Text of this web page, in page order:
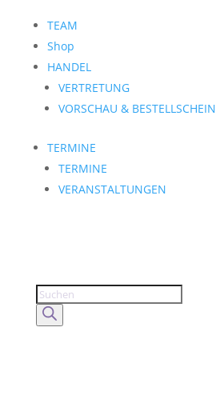
TEAM
Shop
HANDEL
VERTRETUNG
VORSCHAU & BESTELLSCHEIN
TERMINE
TERMINE
VERANSTALTUNGEN
Products
search